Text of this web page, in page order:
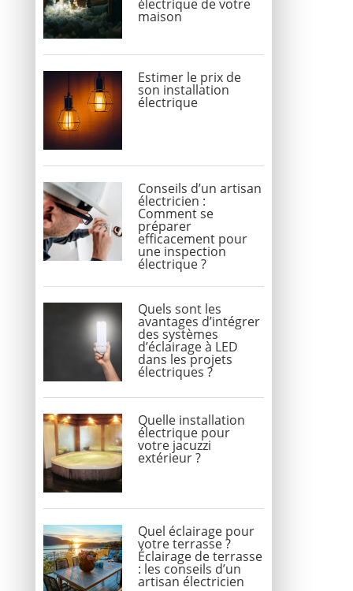
électrique de votre
maison
Estimer le prix de
son installation
électrique
Conseils d’un artisan
électricien :
Comment se
préparer
efficacement pour
une inspection
électrique ?
Quels sont les
avantages d’intégrer
des systèmes
d’éclairage à LED
dans les projets
électriques ?
Quelle installation
électrique pour
votre jacuzzi
extérieur ?
Quel éclairage pour
votre terrasse ?
Éclairage de terrasse
: les conseils d’un
artisan électricien